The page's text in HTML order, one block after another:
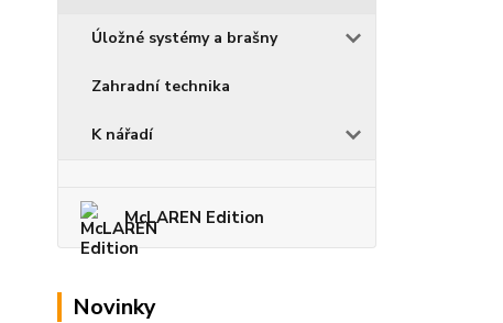
Úložné systémy a brašny
Zahradní technika
K nářadí
McLAREN Edition
Novinky